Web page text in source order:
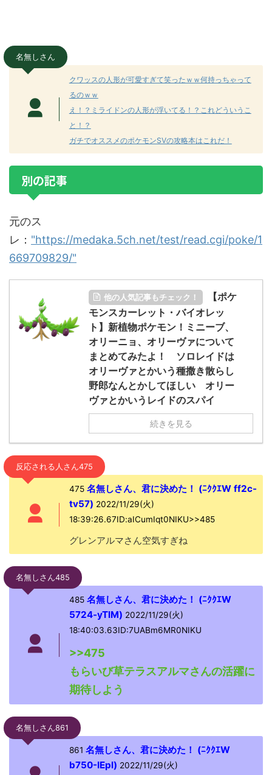
名無しさん
クワッスの人形が可愛すぎて笑ったｗｗ何持っちゃって
るのｗｗ
え！？ミライドンの人形が浮いてる！？これどういうこ
と！？
ガチでオススメのポケモンSVの攻略本はこれだ！
別の記事
元のス
レ： "https://medaka.5ch.net/test/read.cgi/poke/1
669709829/"
他の人気記事もチェック！
【ポケ
モンスカーレット・バイオレッ
ト】新植物ポケモン！ミニーブ、
オリーニョ、オリーヴァについて
まとめてみたよ！ ソロレイドは
オリーヴァとかいう種撒き散らし
野郎なんとかしてほしい オリー
ヴァとかいうレイドのスパイ
続きを見る
反応される人さん475
475名無しさん、君に決めた！ (ﾆｸｸｴW ff2c-
tv57) 2022/11/29(火)
18:39:26.67ID:aICumIqt0NIKU>>485
グレンアルマさん空気すぎね
名無しさん485
485名無しさん、君に決めた！ (ﾆｸｸｴW
5724-yTlM) 2022/11/29(火)
18:40:03.63ID:7UABm6MR0NIKU
>>475
もらいび草テラスアルマさんの活躍に
期待しよう
名無しさん861
861 名無しさん、君に決めた！ (ﾆｸｸｴW
b750-IEpl) 2022/11/29(火)